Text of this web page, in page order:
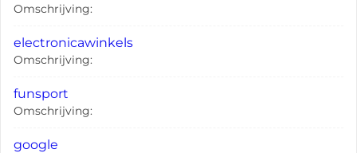
Omschrijving:
electronicawinkels
Omschrijving:
funsport
Omschrijving:
google